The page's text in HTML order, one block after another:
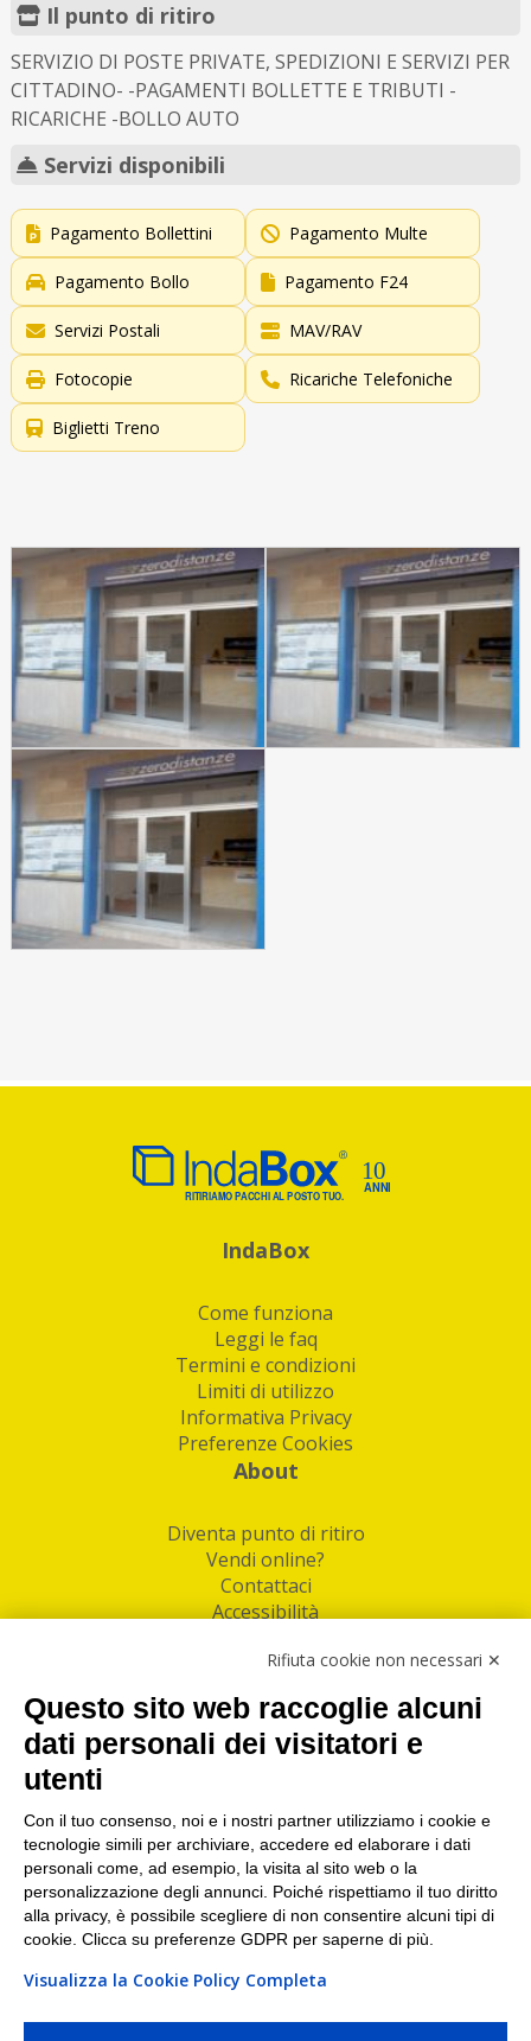
Il punto di ritiro
SERVIZIO DI POSTE PRIVATE, SPEDIZIONI E SERVIZI PER
CITTADINO- -PAGAMENTI BOLLETTE E TRIBUTI -
RICARICHE -BOLLO AUTO
Servizi disponibili
Pagamento Bollettini Pagamento Multe
Pagamento Bollo Pagamento F24
Servizi Postali MAV/RAV
Fotocopie Ricariche Telefoniche
Biglietti Treno
IndaBox
Come funziona
Leggi le faq
Termini e condizioni
Limiti di utilizzo
Informativa Privacy
Preferenze Cookies
About
Diventa punto di ritiro
Vendi online?
Contattaci
Accessibilità
Facebook
Linkedin
I nostri punti di ritiro e spedizione pacchi nelle
maggiori città italiane
Torino|Milano|Roma|Bologna|Firenze| Genova
Napoli|Varese
PI/CF/N°Iscr.: 10821360012 | REA: RM 1494760 | Cap.Soc.: 50.000€ |
Rifiuta cookie non necessari ✕
Questo sito web raccoglie alcuni
dati personali dei visitatori e
utenti
Con il tuo consenso, noi e i nostri partner utilizziamo i cookie e
tecnologie simili per archiviare, accedere ed elaborare i dati
personali come, ad esempio, la visita al sito web o la
personalizzazione degli annunci. Poiché rispettiamo il tuo diritto
alla privacy, è possibile scegliere di non consentire alcuni tipi di
cookie. Clicca su preferenze GDPR per saperne di più.
Visualizza la Cookie Policy Completa